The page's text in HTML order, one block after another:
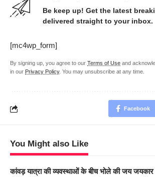
Be keep up! Get the latest
delivered straight to your inbox.
[mc4wp_form]
By signing up, you agree to our Terms of Use and
in our Privacy Policy. You may unsubscribe at any time.
Facebook
You Might also Like
कांवड़ यात्रा की व्यवस्थाओं के बीच भोले की जय जयकार